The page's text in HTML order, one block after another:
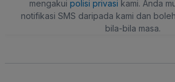
mengakui polisi privasi kami. Anda
notifikasi SMS daripada kami dan
bila-bila masa.